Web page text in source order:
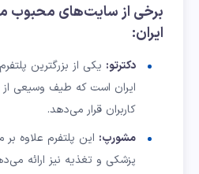
برخی از سایت‌های محبوب
ایران:
دکترتو: یکی از بزرگترین
ایران است که طیف وسیعی از
کاربران قرار می‌دهد.
مشورپ: این پلتفرم علاوه
پزشکی و تغذیه نیز ارائه